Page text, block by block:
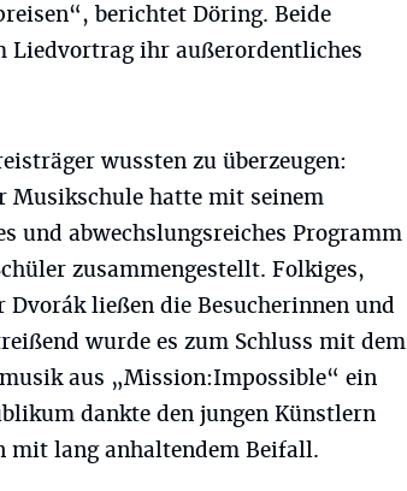
berichtet Döring. Beide
Liedvortrag ihr außerordentliches
wussten zu überzeugen:
Musikschule hatte mit seinem
und abwechslungsreiches Programm
zusammengestellt. Folkiges,
ließen die Besucherinnen und
wurde es zum Schluss mit dem
aus „Mission:Impossible“ ein
dankte den jungen Künstlern
mit lang anhaltendem Beifall.